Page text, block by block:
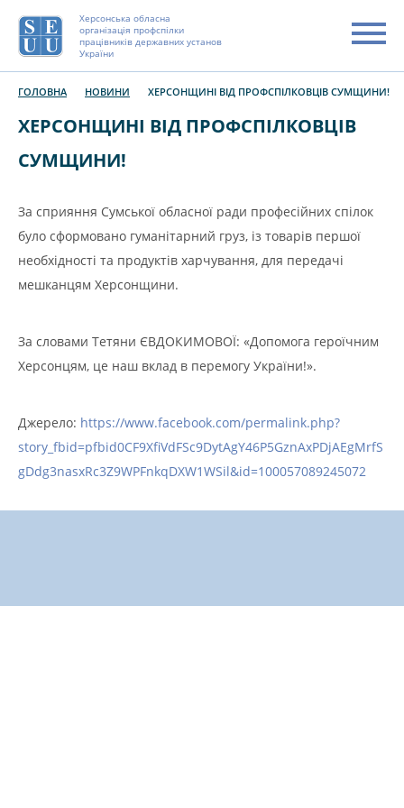
Херсонська обласна
організація профспілки
працівників державних установ
України
ГОЛОВНА НОВИНИ ХЕРСОНЩИНІ ВІД ПРОФСПІЛКОВЦІВ СУМЩИНИ!
ХЕРСОНЩИНІ ВІД ПРОФСПІЛКОВЦІВ
СУМЩИНИ!
За сприяння Сумської обласної ради професійних спілок
було сформовано гуманітарний груз, із товарів першої
необхідності та продуктів харчування, для передачі
мешканцям Херсонщини.
За словами Тетяни ЄВДОКИМОВОЇ: «Допомога героїчним
Херсонцям, це наш вклад в перемогу України!».
Джерело: https://www.facebook.com/permalink.php?
story_fbid=pfbid0CF9XfiVdFSc9DytAgY46P5GznAxPDjAEgMrfS
gDdg3nasxRc3Z9WPFnkqDXW1WSil&id=100057089245072